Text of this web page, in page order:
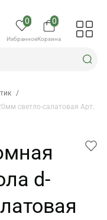
0
Избранное
0
Корзина
/
светло-салатовая Арт.
d-